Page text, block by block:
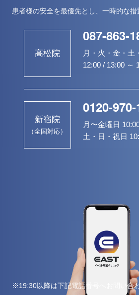
患者様の安全を最優先とし、一時的な措
高松院
087-863-
月・火・金・土
12:00 / 13:00 ～
新宿院
（全国対応）
0120-
月〜金曜日
土・日・祝日
※19:30以降は下記電話番号へお問い合